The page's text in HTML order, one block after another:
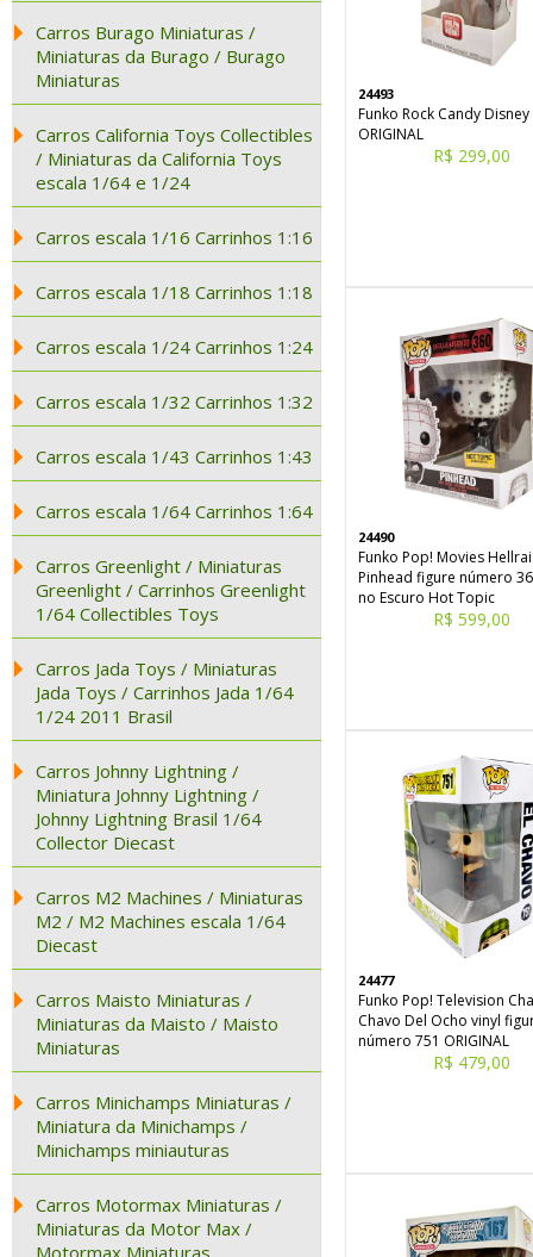
Carros Burago Miniaturas /
Miniaturas da Burago / Burago
Miniaturas
Carros California Toys Collectibles
/ Miniaturas da California Toys
escala 1/64 e 1/24
Carros escala 1/16 Carrinhos 1:16
Carros escala 1/18 Carrinhos 1:18
Carros escala 1/24 Carrinhos 1:24
Carros escala 1/32 Carrinhos 1:32
Carros escala 1/43 Carrinhos 1:43
Carros escala 1/64 Carrinhos 1:64
Carros Greenlight / Miniaturas
Greenlight / Carrinhos Greenlight
1/64 Collectibles Toys
Carros Jada Toys / Miniaturas
Jada Toys / Carrinhos Jada 1/64
1/24 2011 Brasil
Carros Johnny Lightning /
Miniatura Johnny Lightning /
Johnny Lightning Brasil 1/64
Collector Diecast
Carros M2 Machines / Miniaturas
M2 / M2 Machines escala 1/64
Diecast
Carros Maisto Miniaturas /
Miniaturas da Maisto / Maisto
Miniaturas
Carros Minichamps Miniaturas /
Miniatura da Minichamps /
Minichamps miniauturas
Carros Motormax Miniaturas /
Miniaturas da Motor Max /
Motormax Miniaturas
24493
Funko Rock Candy
ORIGINAL
R$ 299,00
24490
Funko Pop! Movies
Pinhead figure número
no Escuro Hot Topic
R$ 599,00
24477
Funko Pop! Television
Chavo Del Ocho vinyl
número 751 ORIGINAL
R$ 479,00